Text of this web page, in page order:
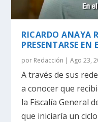
RICARDO ANAYA
PRESENTARSE EN
por Redacción |Ago 23,
A través de sus
a conocer que
la Fiscalía General
que iniciaría un